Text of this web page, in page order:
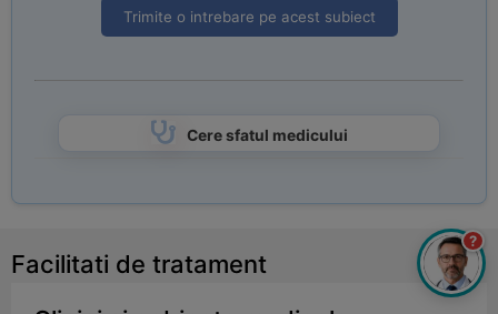
Trimite o intrebare pe acest subiect
Cere sfatul medicului
Facilitati de tratament
?